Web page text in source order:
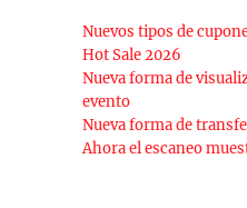
b
o
o
k
Nuevos tipos de
Hot Sale 2026
Nueva forma de
evento
Nueva forma de
Ahora el escaneo